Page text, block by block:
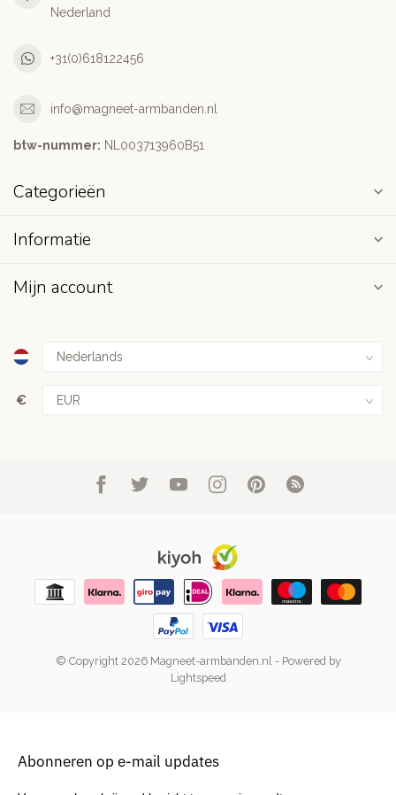
Nederland
+31(0)618122456
info@magneet-armbanden.nl
btw-nummer: NL003713960B51
Categorieën
Informatie
Mijn account
€
© Copyright 2026 Magneet-armbanden.nl- Powered by
Lightspeed
Abonneren op e-mail updates